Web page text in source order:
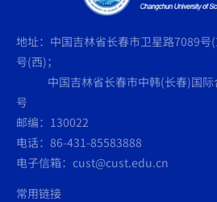
地址：中国吉林省长春市卫星路7089
号(西)；
中国吉林省长春市中韩(长春)国际
号
邮编：130022
电话：86-431-85583888
电子信箱：cust@cust.edu.cn
常用链接